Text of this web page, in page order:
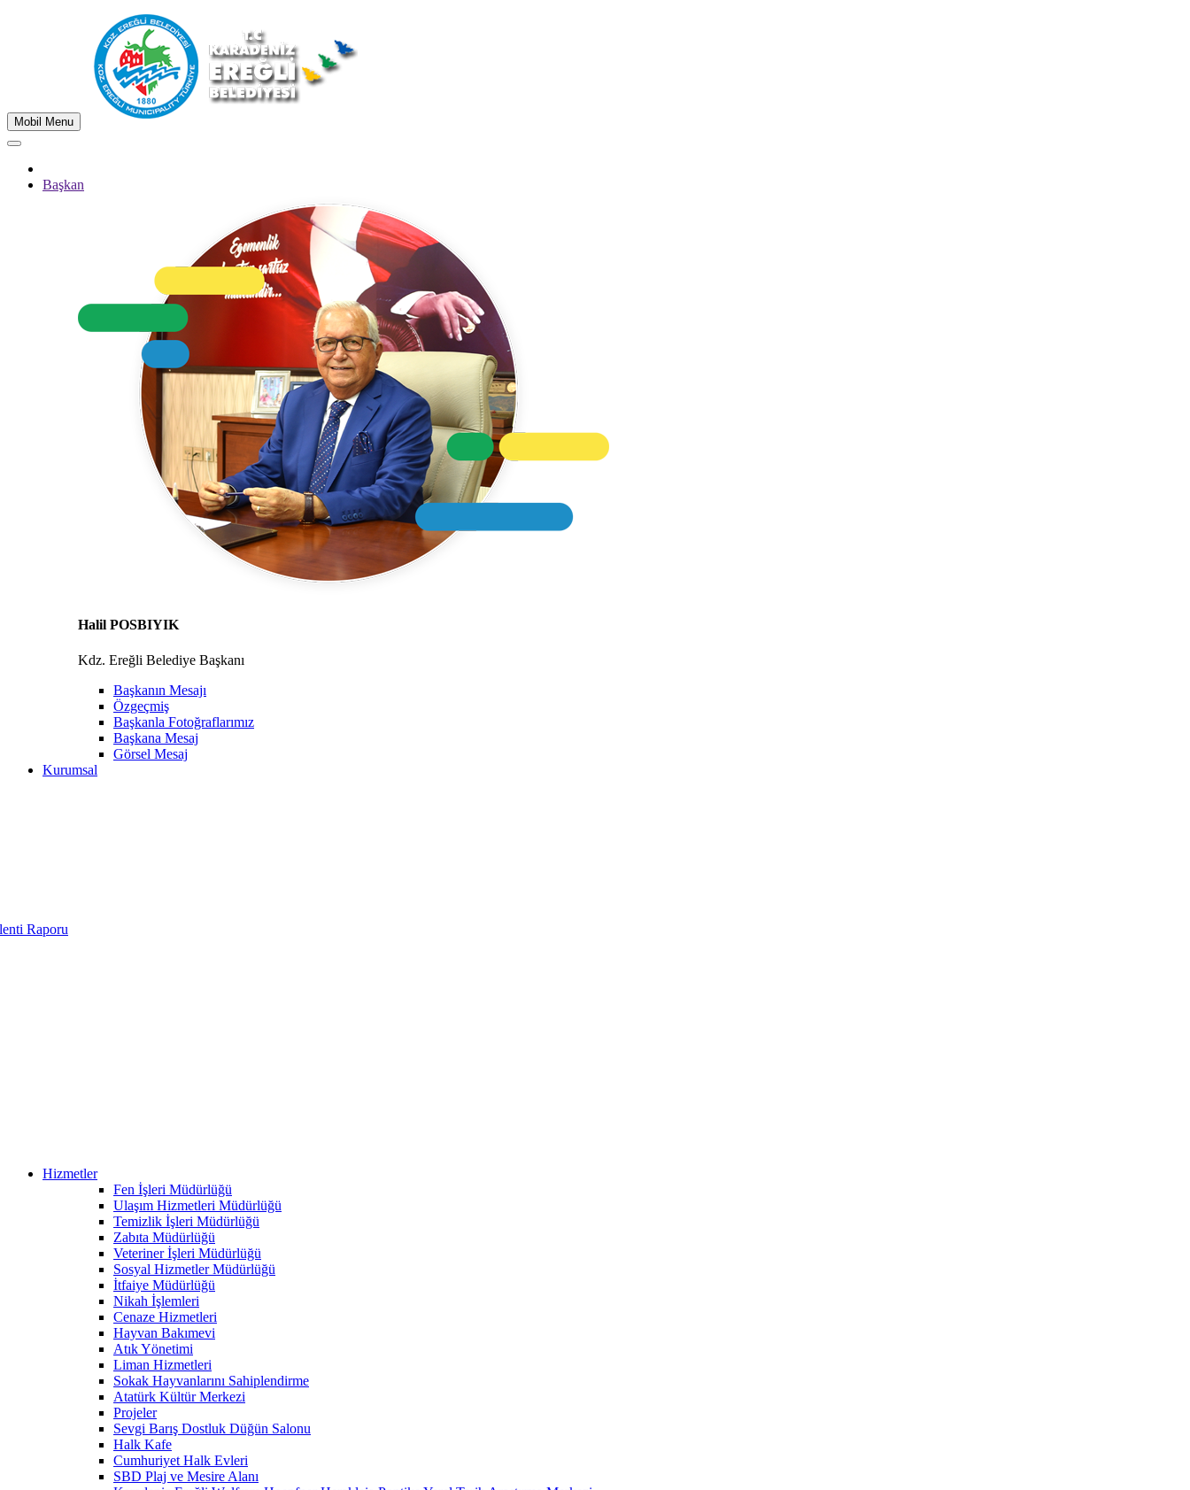
Mobil Menu
Başkan
Halil POSBIYIK
Kdz. Ereğli Belediye Başkanı
Başkanın Mesajı
Özgeçmiş
Başkanla Fotoğraflarımız
Başkana Mesaj
Görsel Mesaj
Kurumsal
Raporu
Hizmetler
Fen İşleri Müdürlüğü
Ulaşım Hizmetleri Müdürlüğü
Temizlik İşleri Müdürlüğü
Zabıta Müdürlüğü
Veteriner İşleri Müdürlüğü
Sosyal Hizmetler Müdürlüğü
İtfaiye Müdürlüğü
Nikah İşlemleri
Cenaze Hizmetleri
Hayvan Bakımevi
Atık Yönetimi
Liman Hizmetleri
Sokak Hayvanlarını Sahiplendirme
Atatürk Kültür Merkezi
Projeler
Sevgi Barış Dostluk Düğün Salonu
Halk Kafe
Cumhuriyet Halk Evleri
SBD Plaj ve Mesire Alanı